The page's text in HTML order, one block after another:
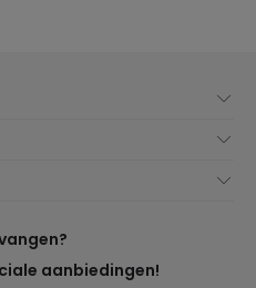
aanbiedingen!